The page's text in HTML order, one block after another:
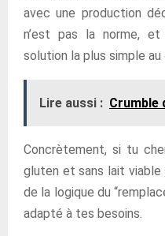
avec une production
n’est pas la norme,
solution la plus simple au
Lire aussi : Crumble
Concrètement, si tu
gluten et sans lait viable
de la logique du
adapté à tes besoins.